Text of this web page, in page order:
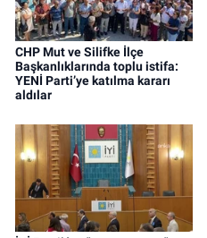
CHP Mut ve Silifke İlçe
Başkanlıklarında toplu istifa:
YENİ Parti’ye katılma kararı
aldılar